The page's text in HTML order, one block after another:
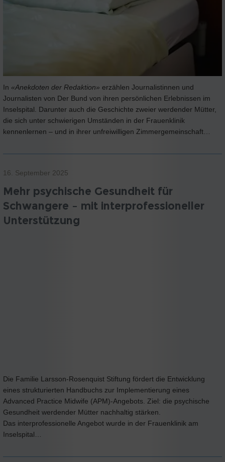
In «Anekdoten der Redaktion» erzählen Journalistinnen und
Journalisten von Der Bund von ihren persönlichen Erlebnissen im
Inselspital. Darunter auch die Geschichte zweier werdender Mütter,
die sich unter schwierigen Umständen in der Frauenklinik
kennenlernen – und in ihrer unfreiwilligen Zimmergemeinschaft…
16. September 2025
Mehr psychische Gesundheit für
Schwangere – mit interprofessioneller
Unterstützung
Die Familie Larsson-Rosenquist Stiftung fördert die Entwicklung
eines strukturierten Handbuchs zur Implementierung eines
Advanced Practice Midwife (APM)-Angebots. Ziel: die psychische
Gesundheit werdender Mütter nachhaltig stärken.
Das interprofessionelle Angebot wurde in der Frauenklinik am
Inselspital…